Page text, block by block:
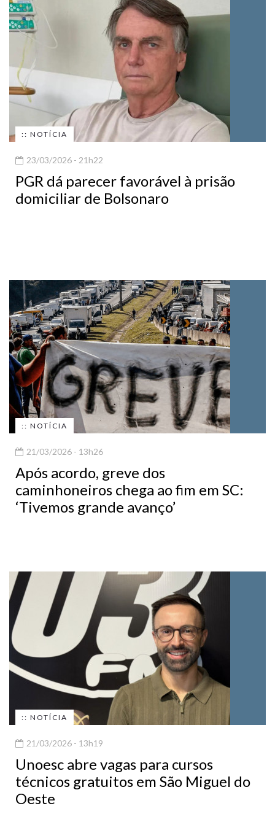
:: NOTÍCIA
23/03/2026 - 21h22
PGR dá parecer favorável à prisão
domiciliar de Bolsonaro
:: NOTÍCIA
21/03/2026 - 13h26
Após acordo, greve dos
caminhoneiros chega ao fim em SC:
‘Tivemos grande avanço’
:: NOTÍCIA
21/03/2026 - 13h19
Unoesc abre vagas para cursos
técnicos gratuitos em São Miguel do
Oeste